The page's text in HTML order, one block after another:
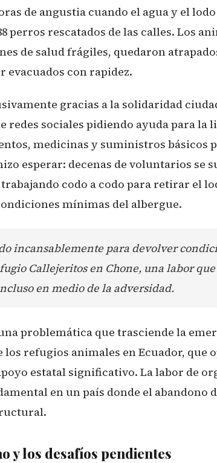
de angustia cuando el agua y el
perros rescatados de las calles. Los
de salud frágiles, quedaron
evacuados con rapidez.
gracias a la solidaridad
redes sociales pidiendo ayuda para la
medicinas y suministros básicos
esperar: decenas de voluntarios se
codo a codo para retirar el
mínimas del albergue.
incansablemente para devolver
Callejeritos en Chone, una labor
en medio de la adversidad.
problemática que trasciende la
refugios animales en Ecuador, que
estatal significativo. La labor de
en un país donde el abandono
y los desafíos pendientes